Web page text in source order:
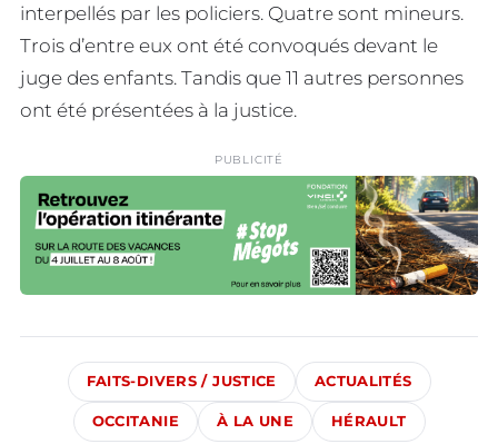
interpellés par les policiers. Quatre sont mineurs.
Trois d’entre eux ont été convoqués devant le
juge des enfants. Tandis que 11 autres personnes
ont été présentées à la justice.
PUBLICITÉ
FAITS-DIVERS / JUSTICE ACTUALITÉS
OCCITANIE À LA UNE HÉRAULT